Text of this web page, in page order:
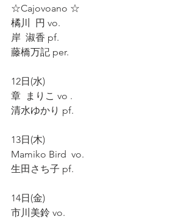
☆Cajovoano ☆
橘川  円 vo.
岸  淑香 pf.
藤橋万記 per.
12日(水)
章  まりこ vo .
清水ゆかり pf.
13日(木)
Mamiko Bird  vo.
生田さち子 pf.
14日(金)
市川美鈴 vo.